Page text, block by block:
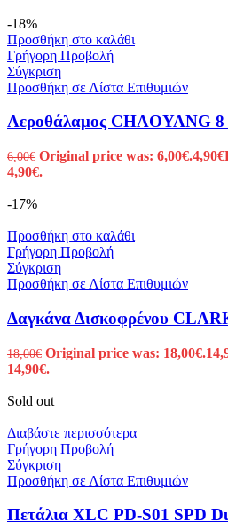
-18%
Προσθήκη στο καλάθι
Γρήγορη Προβολή
Σύγκριση
Προσθήκη σε Λίστα Επιθυμιών
Αεροθάλαμος CHAOYANG 8
6,00€ Original price was: 6,00€.4,90€
4,90€.
-17%
Προσθήκη στο καλάθι
Γρήγορη Προβολή
Σύγκριση
Προσθήκη σε Λίστα Επιθυμιών
Δαγκάνα Δισκοφρένου
18,00€ Original price was: 18,00€.
14,90€.
Sold out
Διαβάστε περισσότερα
Γρήγορη Προβολή
Σύγκριση
Προσθήκη σε Λίστα Επιθυμιών
Πετάλια XLC PD-S01 SPD